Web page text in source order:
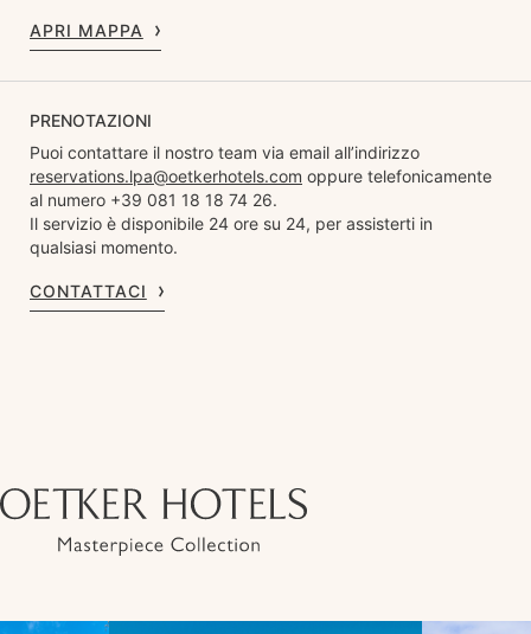
APRI MAPPA
PRENOTAZIONI
Puoi contattare il nostro team via email all’indirizzo
reservations.lpa@oetkerhotels.com oppure telefonicamente
al numero +39 081 18 18 74 26.
Il servizio è disponibile 24 ore su 24, per assisterti in
qualsiasi momento.
CONTATTACI